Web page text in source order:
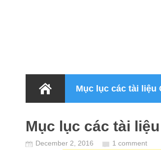
Mục lục các tài liệu
Mục lục các tài
December 2, 2016
1 comment